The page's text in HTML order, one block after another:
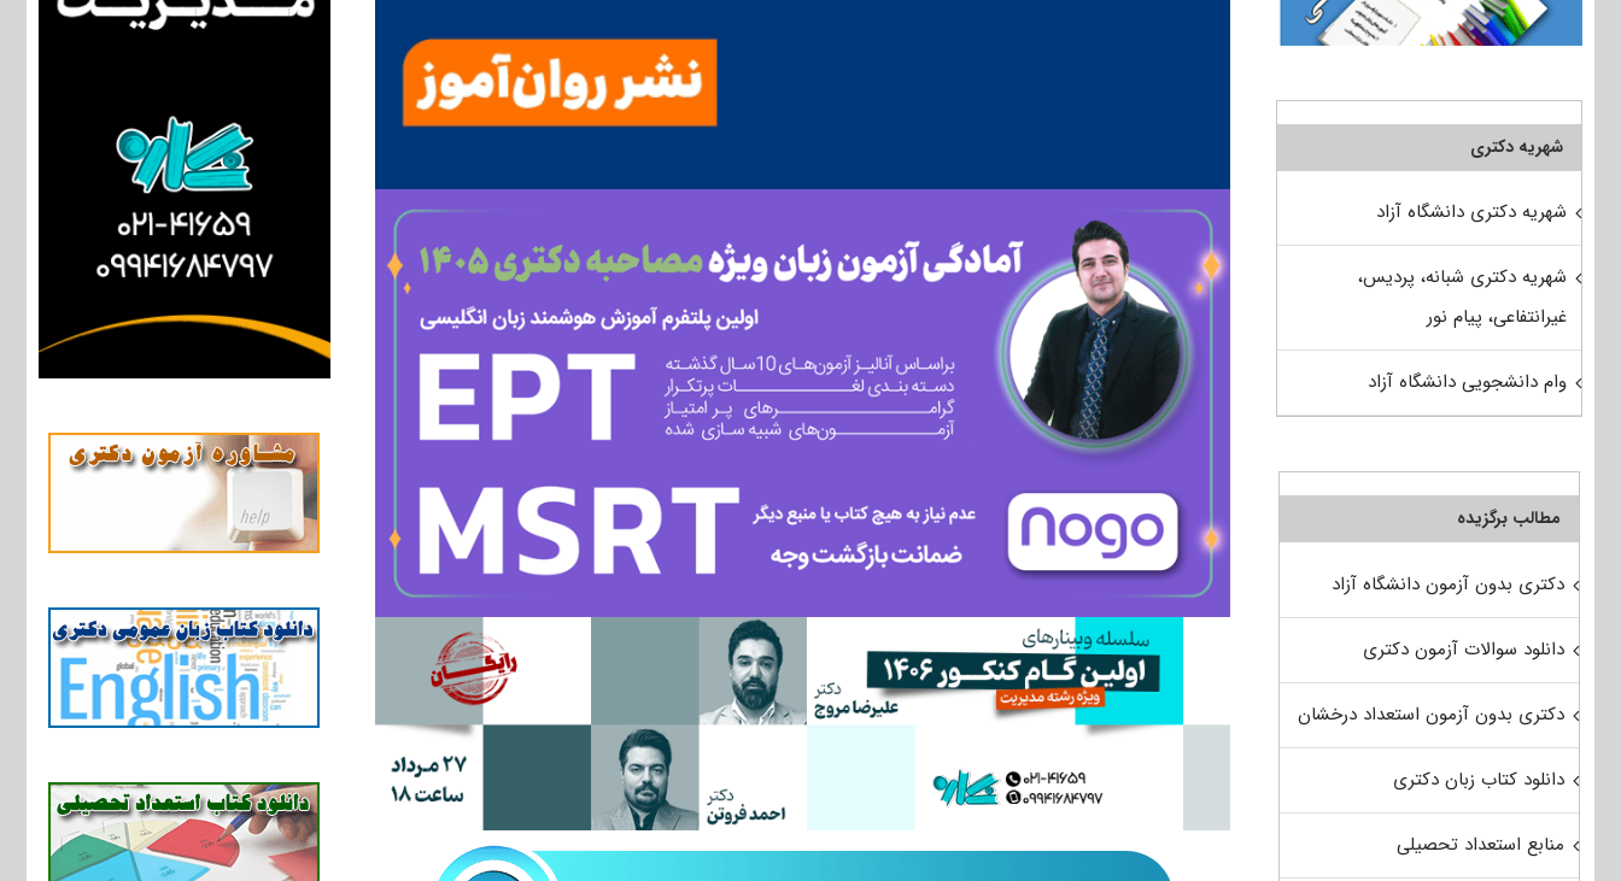
شهریه دکتری
شهریه دکتری دانشگاه آزاد
شهریه دکتری شبانه، پردیس،
غیرانتفاعی، پیام نور
وام دانشجویی دانشگاه آزاد
مطالب برگزیده
دکتری بدون آزمون دانشگاه آزاد
دانلود سوالات آزمون دکتری
دکتری بدون آزمون استعداد درخشان
دانلود کتاب زبان دکتری
منابع استعداد تحصیلی